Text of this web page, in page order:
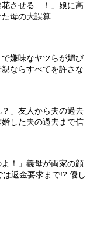
花させる…！」娘に高
母の大誤算
嫌味なヤツらが媚び
ならすべてを許さな
？」友人から夫の過去
した夫の過去まで信
よ！」義母が両家の顔
返金要求まで!? 優し